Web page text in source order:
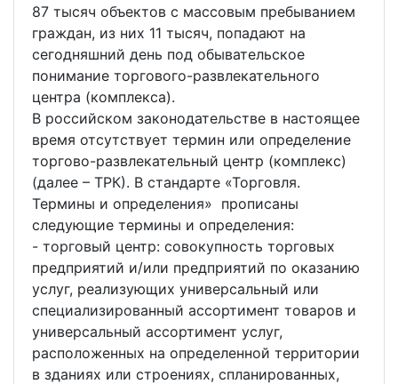
87 тысяч объектов с массовым пребыванием
граждан, из них 11 тысяч, попадают на
сегодняшний день под обывательское
понимание торгового-развлекательного
центра (комплекса).
В российском законодательстве в настоящее
время отсутствует термин или определение
торгово-развлекательный центр (комплекс)
(далее – ТРК). В стандарте «Торговля.
Термины и определения» прописаны
следующие термины и определения:
- торговый центр: совокупность торговых
предприятий и/или предприятий по оказанию
услуг, реализующих универсальный или
специализированный ассортимент товаров и
универсальный ассортимент услуг,
расположенных на определенной территории
в зданиях или строениях, спланированных,